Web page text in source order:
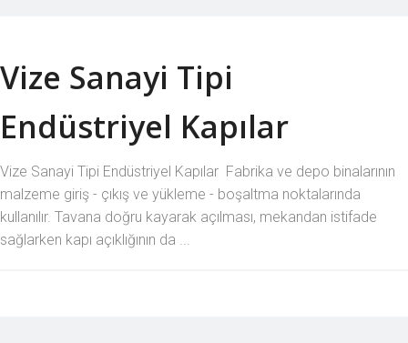
Vize Sanayi Tipi
Endüstriyel Kapılar
Vize Sanayi Tipi Endüstriyel Kapılar Fabrika ve depo binalarının
malzeme giriş - çıkış ve yükleme - boşaltma noktalarında
kullanılır. Tavana doğru kayarak açılması, mekandan istifade
sağlarken kapı açıklığının da ...